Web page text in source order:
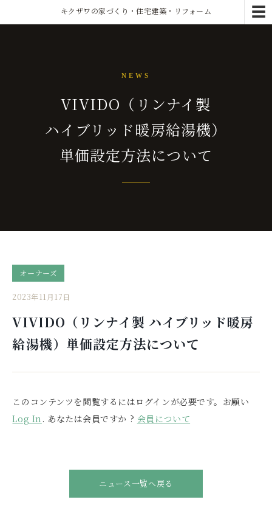
☰
キクザワの家づくり・住宅建築・リフォーム
NEWS
VIVIDO（リンナイ製
ハイブリッド暖房給湯機）
単価設定方法について
オーナーズ
2023年11月17日
VIVIDO（リンナイ製 ハイブリッド暖房
給湯機）単価設定方法について
このコンテンツを閲覧するにはログインが必要です。お願い
Log In . あなたは会員ですか ? 会員について
ニュース一覧へ戻る